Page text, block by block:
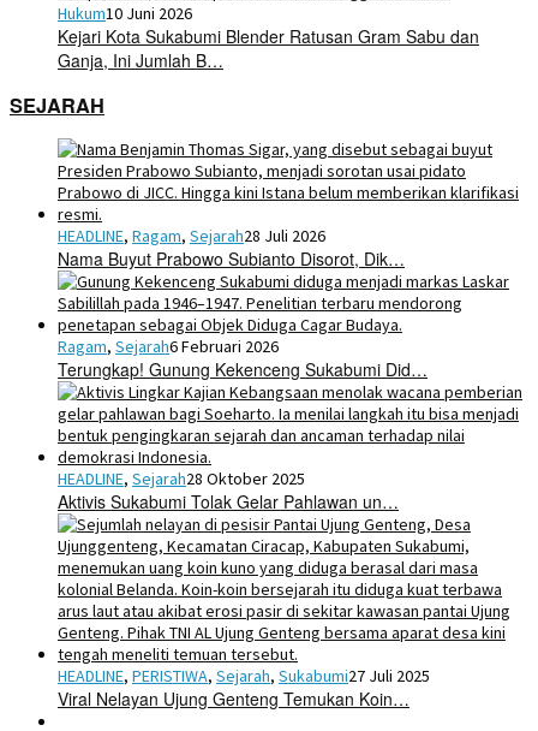
Hukum10 Juni 2026
Kejari Kota Sukabumi Blender Ratusan Gram Sabu dan
Ganja, Ini Jumlah B…
SEJARAH
HEADLINE, Ragam, Sejarah28 Juli 2026
Nama Buyut Prabowo Subianto Disorot, Dik…
Ragam, Sejarah6 Februari 2026
Terungkap! Gunung Kekenceng Sukabumi Did…
HEADLINE, Sejarah28 Oktober 2025
Aktivis Sukabumi Tolak Gelar Pahlawan un…
HEADLINE, PERISTIWA, Sejarah, Sukabumi27 Juli 2025
Viral Nelayan Ujung Genteng Temukan Koin…